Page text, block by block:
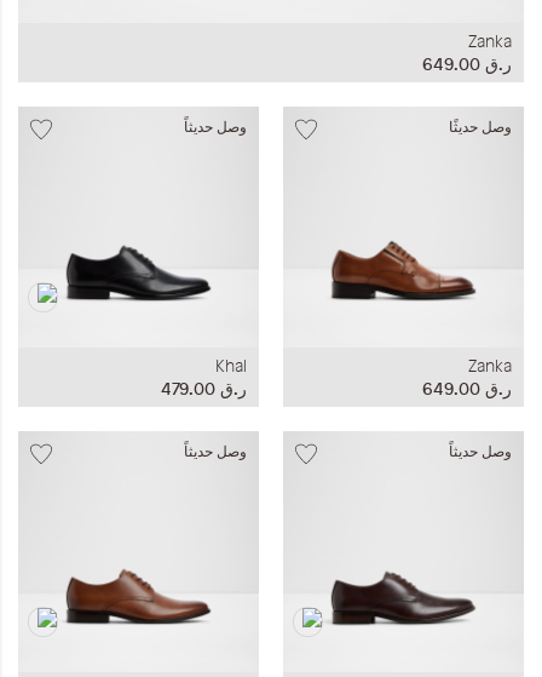
Zanka
ر.ق‏ 649.00
وصل حديثًا
Zanka
ر.ق‏ 649.00
وصل حديثاً
Khal
ر.ق‏ 479.00
وصل حديثاً وصل حديثاً